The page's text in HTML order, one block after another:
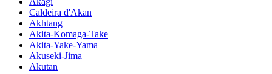
Caldeira d'Akan
Akhtang
Akita-Komaga-Take
Akita-Yake-Yama
Akuseki-Jima
Akutan